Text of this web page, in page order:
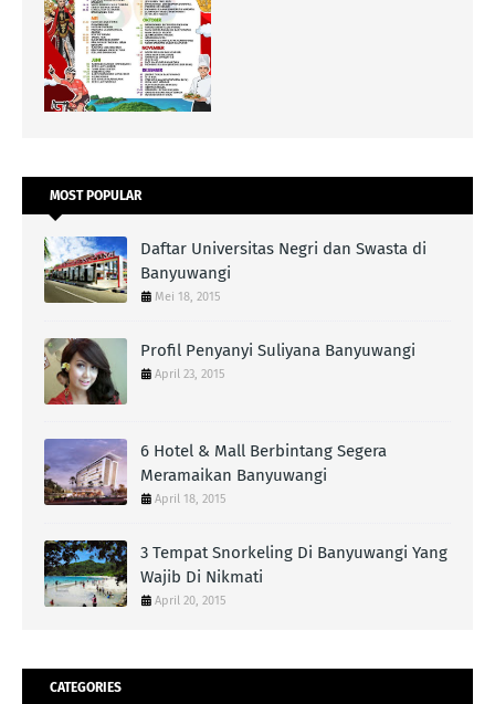
MOST POPULAR
Daftar Universitas Negri dan Swasta di
Banyuwangi
Mei 18, 2015
Profil Penyanyi Suliyana Banyuwangi
April 23, 2015
6 Hotel & Mall Berbintang Segera
Meramaikan Banyuwangi
April 18, 2015
3 Tempat Snorkeling Di Banyuwangi Yang
Wajib Di Nikmati
April 20, 2015
CATEGORIES